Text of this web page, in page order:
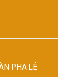
PHA LÊ